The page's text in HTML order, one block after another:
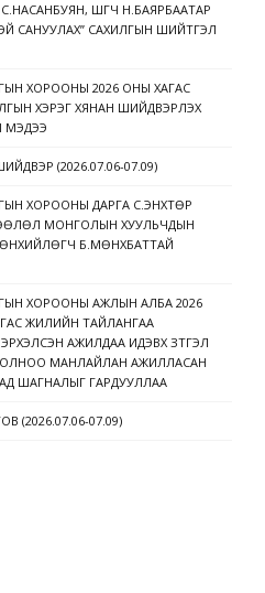
С.НАСАНБУЯН, ШҮҮГЧ Н.БАЯРБААТАР
САНУУЛАХ” САХИЛГЫН ШИЙТГЭЛ
ХОРООНЫ 2026 ОНЫ ХАГАС
ХЭРЭГ ХЯНАН ШИЙДВЭРЛЭХ
МЭДЭЭ
(2026.07.06-07.09)
ХОРООНЫ ДАРГА С.ЭНХТӨР
МОНГОЛЫН ХУУЛЬЧДЫН
Б.МӨНХБАТТАЙ
ХОРООНЫ АЖЛЫН АЛБА 2026
ЖИЛИЙН ТАЙЛАНГАА
АЖИЛДАА ИДЭВХ ЗҮТГЭЛ
ОЛНОО МАНЛАЙЛАН АЖИЛЛАСАН
ШАГНАЛЫГ ГАРДУУЛЛАА
(2026.07.06-07.09)